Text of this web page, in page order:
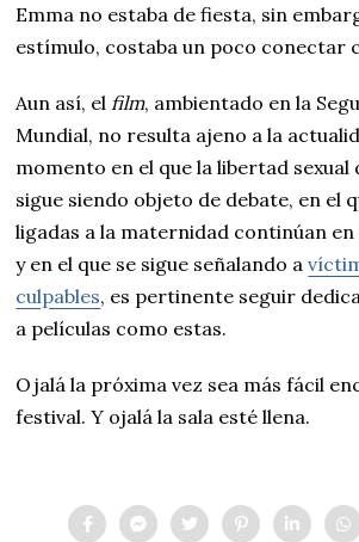
Emma no estaba de fiesta, sin
estímulo, costaba un poco conectar
Aun así, el film, ambientado en la
Mundial, no resulta ajeno a la
momento en el que la libertad sexual
sigue siendo objeto de debate, en el
ligadas a la maternidad continúan
y en el que se sigue señalando a
culpables, es pertinente seguir
a películas como estas.
Ojalá la próxima vez sea más fácil
festival. Y ojalá la sala esté llena.